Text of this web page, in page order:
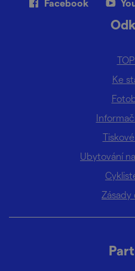
Facebook
Ke
Ubytování
Zásady